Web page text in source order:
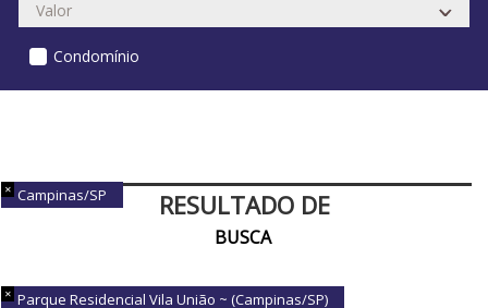
Condomínio
Campinas/SP
Parque Residencial Vila União ~ (Campinas/SP)
RESULTADO DE
BUSCA